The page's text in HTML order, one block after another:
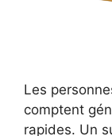
Les
comptent
rapides. Un